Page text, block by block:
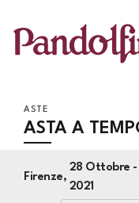
ASTE
ASTA A
Firenze,
28 Ottobre -
2021